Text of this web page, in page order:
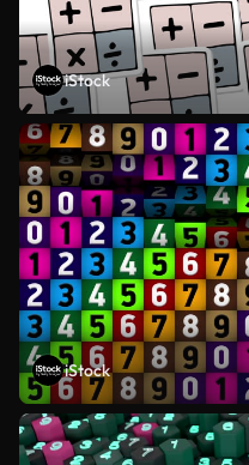
iStock
iStock